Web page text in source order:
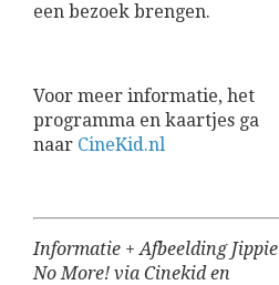
een bezoek brengen.
Voor meer informatie, het
programma en kaartjes ga
naar CineKid.nl
Informatie + Afbeelding Jippie
No More! via Cinekid en